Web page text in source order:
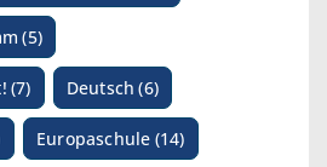
(5)
(7) Deutsch (6)
Europaschule (14)